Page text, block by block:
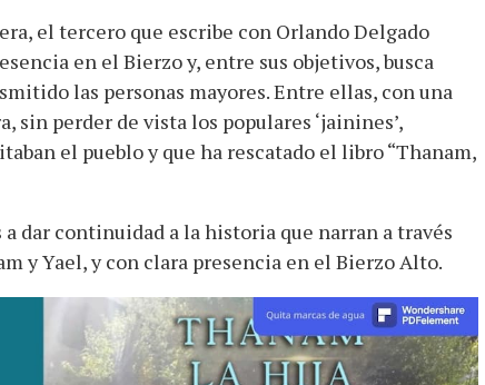
el tercero que escribe con Orlando Delgado
en el Bierzo y, entre sus objetivos, busca
las personas mayores. Entre ellas, con una
sin perder de vista los populares ‘jainines’,
el pueblo y que ha rescatado el libro “Thanam,
dar continuidad a la historia que narran a través
y Yael, y con clara presencia en el Bierzo Alto.